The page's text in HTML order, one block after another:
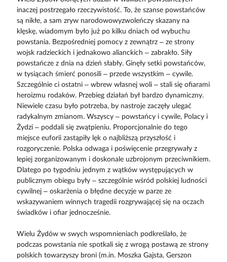
inaczej postrzegało rzeczywistość. To, że szanse powstańców
są nikłe, a sam zryw narodowowyzwoleńczy skazany na
klęskę, wiadomym było już po kilku dniach od wybuchu
powstania. Bezpośredniej pomocy z zewnątrz – ze strony
wojsk radzieckich i jednakowo alianckich – zabrakło. Siły
powstańcze z dnia na dzień słabły. Ginęły setki powstańców,
w tysiącach śmierć ponosili – przede wszystkim – cywile.
Szczególnie ci ostatni – wbrew własnej woli – stali się ofiarami
heroizmu rodaków. Przebieg działań był bardzo dynamiczny.
Niewiele czasu było potrzeba, by nastroje zaczęły ulegać
radykalnym zmianom. Wszyscy – powstańcy i cywile, Polacy i
Żydzi – poddali się zwątpieniu. Proporcjonalnie do tego
miejsce euforii zastąpiły lęk o najbliższą przyszłość i
rozgoryczenie. Polska odwaga i poświęcenie przegrywały z
lepiej zorganizowanym i doskonale uzbrojonym przeciwnikiem.
Dlatego po tygodniu jednym z wątków występujących w
publicznym obiegu były – szczególnie wśród polskiej ludności
cywilnej – oskarżenia o błędne decyzje w parze ze
wskazywaniem winnych tragedii rozgrywającej się na oczach
świadków i ofiar jednocześnie.
Wielu Żydów w swych wspomnieniach podkreślało, że
podczas powstania nie spotkali się z wrogą postawą ze strony
polskich towarzyszy broni (m.in. Moszka Gajsta, Gerszon